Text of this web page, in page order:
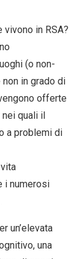
vivono in RSA?
(o non-
in grado di
offerte
quali il
a problemi di
i numerosi
un’elevata
una